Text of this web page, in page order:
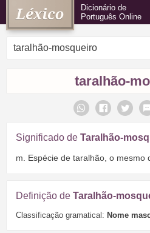
Dicionário de
Português Online
taralhão-
Significado de Taralhão-
m. Espécie de taralhão, o mesmo
Definição de Taralhão-
Classificação gramatical: Nome